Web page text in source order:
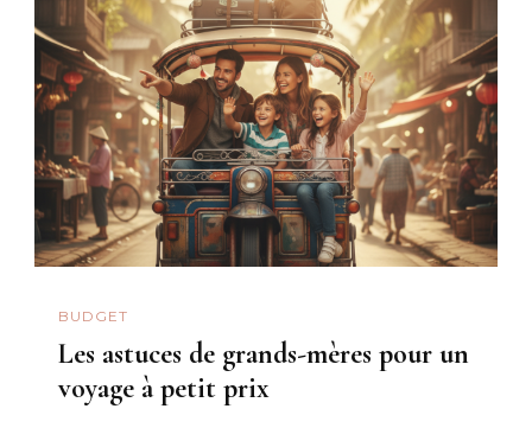
BUDGET
Les astuces de grands-mères pour un
voyage à petit prix